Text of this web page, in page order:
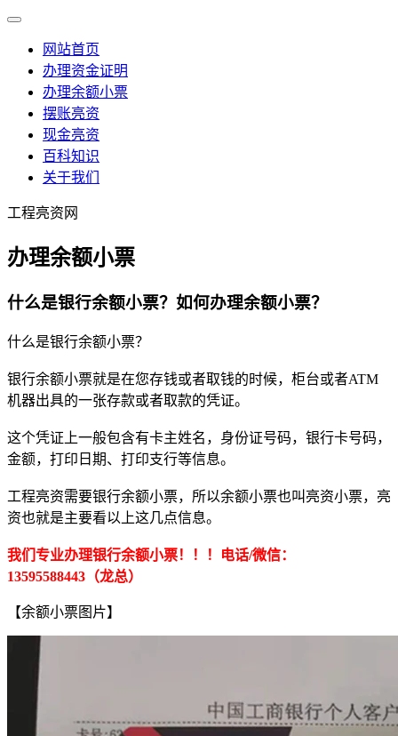
网站首页
办理资金证明
办理余额小票
摆账亮资
现金亮资
百科知识
关于我们
工程亮资网
办理余额小票
什么是银行余额小票？如何办理余额小票？
什么是银行余额小票？
银行余额小票就是在您存钱或者取钱的时候，柜台或者ATM
机器出具的一张存款或者取款的凭证。
这个凭证上一般包含有卡主姓名，身份证号码，银行卡号码，
金额，打印日期、打印支行等信息。
工程亮资需要银行余额小票，所以余额小票也叫亮资小票，亮
资也就是主要看以上这几点信息。
我们专业办理银行余额小票！！！电话/微信：
13595588443（龙总）
【余额小票图片】